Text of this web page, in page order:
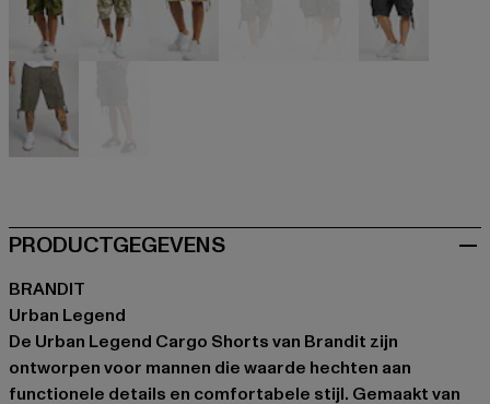
camouflage
PRODUCTGEGEVENS
BRANDIT
Urban Legend
De Urban Legend Cargo Shorts van Brandit zijn
ontworpen voor mannen die waarde hechten aan
functionele details en comfortabele stijl. Gemaakt van